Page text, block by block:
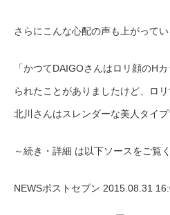
さらにこんな心配の声も上がってい
「かつてDAIGOさんはロリ顔のH
られたことがありましたけど、ロ
北川さんはスレンダーな美人タイプ
～続き・詳細 は以下ソースをご覧
NEWSポストセブン 2015.08.31